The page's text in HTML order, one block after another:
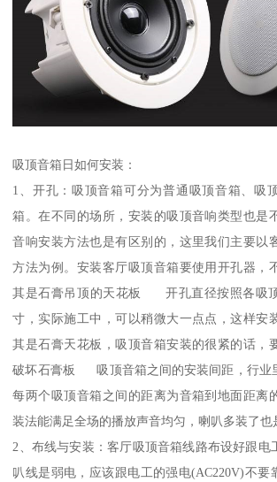
吸顶音箱日如何安装：
1、开孔：吸顶音箱可分为普通吸顶音箱、吸
箱。在不同的场所，安装的吸顶音响类型也是
音响安装方法也是有区别的，这里我们主要以
方法为例。安装客厅吸顶音箱要使用开孔器，
其是石膏吊顶的天花板 开孔直径按照各吸
寸，实际施工中，可以稍微大一点点，这样安
其是石膏天花板，吸顶音箱安装的很紧的话，
破坏石膏板 吸顶音箱之间的安装间距，行业
每两个吸顶音箱之间的距离为音箱到地面距离
装法能满足全场的播放声音均匀，喇叭多装了也
2、布线与安装：客厅吸顶音箱线路布设好跟电
叭线是弱电，应该跟电工的强电(AC220V)不要